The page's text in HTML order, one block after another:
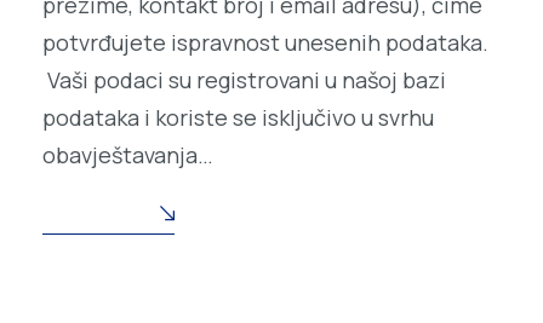
potvrđujete ispravnost unesenih podataka.
Vaši podaci su registrovani u našoj bazi
podataka i koriste se isključivo u svrhu
obavještavanja…